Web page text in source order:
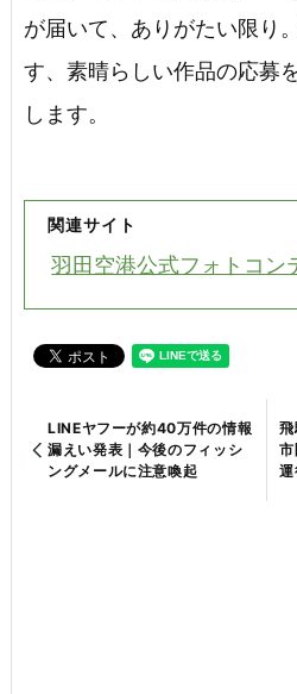
が届いて、ありがたい限り
す、素晴らしい作品の応募
します。
関連サイト
羽田空港公式フォトコン
LINEヤフーが約40万件の情報
漏えい発表｜今後のフィッシ
ングメールに注意喚起